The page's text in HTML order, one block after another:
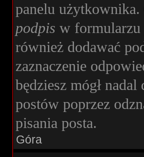
panelu
podpis w formularzu
również dodawać
zaznaczenie
będziesz mógł
postów poprzez
pisania posta.
Góra